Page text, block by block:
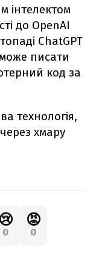
інтелектом
до OpenAI
ChatGPT
писати
код за
технологія,
хмару
😢
0
😡
0